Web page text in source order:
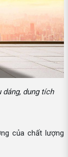
dung tích
của chất lượng